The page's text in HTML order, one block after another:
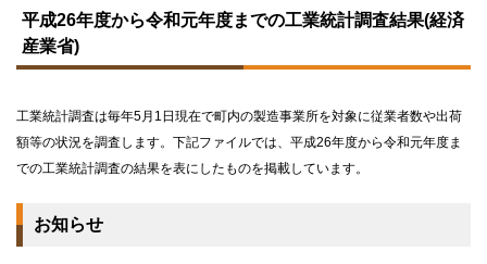
平成26年度から令和元年度までの工業統計調査結果(経済
産業省)
工業統計調査は毎年5月1日現在で町内の製造事業所を対象に従業者数や出荷
額等の状況を調査します。下記ファイルでは、平成26年度から令和元年度ま
での工業統計調査の結果を表にしたものを掲載しています。
お知らせ